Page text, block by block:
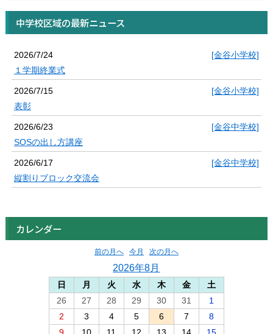
中学校区域の最新ニュース
2026/7/24
[金谷小学校]
１学期終業式
2026/7/15
[金谷小学校]
表彰
2026/6/23
[金谷中学校]
SOSの出し方講座
2026/6/17
[金谷中学校]
縦割りブロック交流会
カレンダー
前の月へ 今月 次の月へ
2026年8月
日 月 火 水 木 金
土
26
27 28 29 30 31
1
2
3 4 5 6 7
8